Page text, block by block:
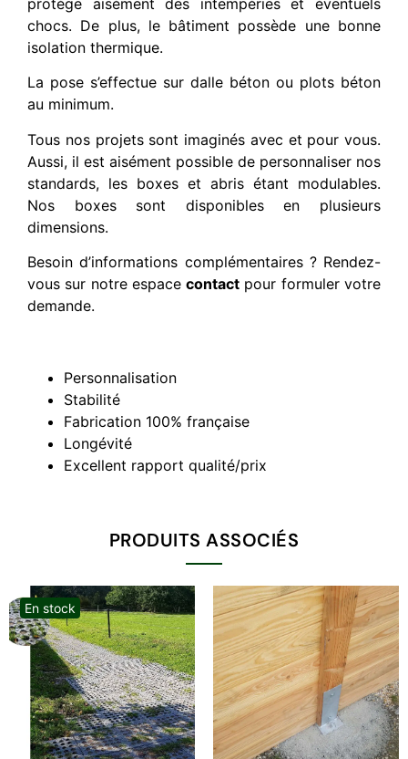
chocs. De plus, le bâtiment possède une bonne
isolation thermique.
La pose s’effectue sur dalle béton ou plots béton
au minimum.
Tous nos projets sont imaginés avec et pour vous.
Aussi, il est aisément possible de personnaliser nos
standards, les boxes et abris étant modulables.
Nos boxes sont disponibles en plusieurs
dimensions.
Besoin d’informations complémentaires ? Rendez-
vous sur notre espace contactpour formuler votre
demande.
Personnalisation
Stabilité
Fabrication 100% française
Longévité
Excellent rapport qualité/prix
PRODUITS ASSOCIÉS
En stock